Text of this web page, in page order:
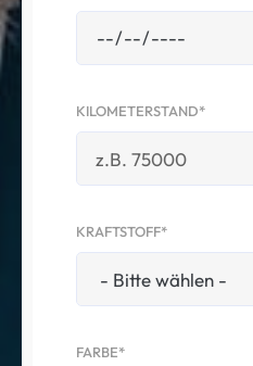
KILOMETERSTAND*
KRAFTSTOFF*
FARBE*